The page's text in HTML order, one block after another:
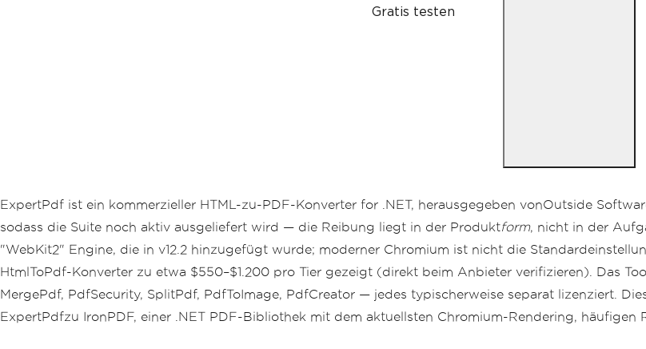
Gratis testen
ExpertPdf ist ein kommerzieller HTML-zu-PDF-Konverter for .NET, herausgegeben vonOutside
sodass die Suite noch aktiv ausgeliefert wird — die Reibung liegt in der Produktform, nicht in der
"WebKit2" Engine, die in v12.2 hinzugefügt wurde; moderner Chromium ist nicht die
HtmlToPdf-Konverter zu etwa $550–$1.200 pro Tier gezeigt (direkt beim Anbieter verifizieren). Das
MergePdf, PdfSecurity, SplitPdf, PdfToImage, PdfCreator — jedes typischerweise separat lizenziert.
ExpertPdfzu IronPDF, einer .NET PDF-Bibliothek mit dem aktuellsten Chromium-Rendering, häufigen